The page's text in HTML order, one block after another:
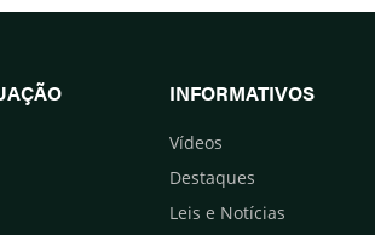
INFORMATIVOS
Vídeos
Destaques
Leis e Notícias